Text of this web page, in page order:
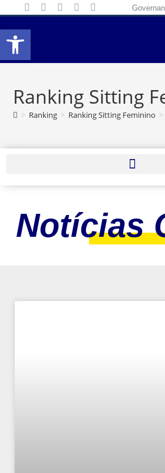
Abrir a barra de
Ranking Sitting
> Ranking > Ranking Sitting Feminino >
Notícias